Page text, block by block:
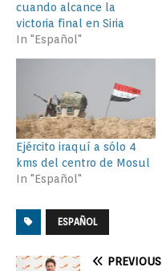
cuando alcance la
victoria final en Siria
In "Español"
Ejército iraquí a sólo 4
kms del centro de Mosul
In "Español"
ESPAÑOL
PREVIOUS